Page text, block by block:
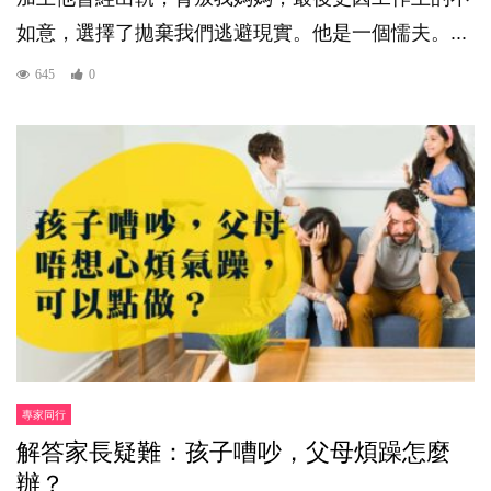
如意，選擇了拋棄我們逃避現實。他是一個懦夫。...
645 0
專家同行
解答家長疑難：孩子嘈吵，父母煩躁怎麼
辦？